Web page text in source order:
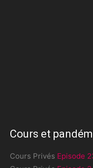
Cours et
Cours Privés Episode